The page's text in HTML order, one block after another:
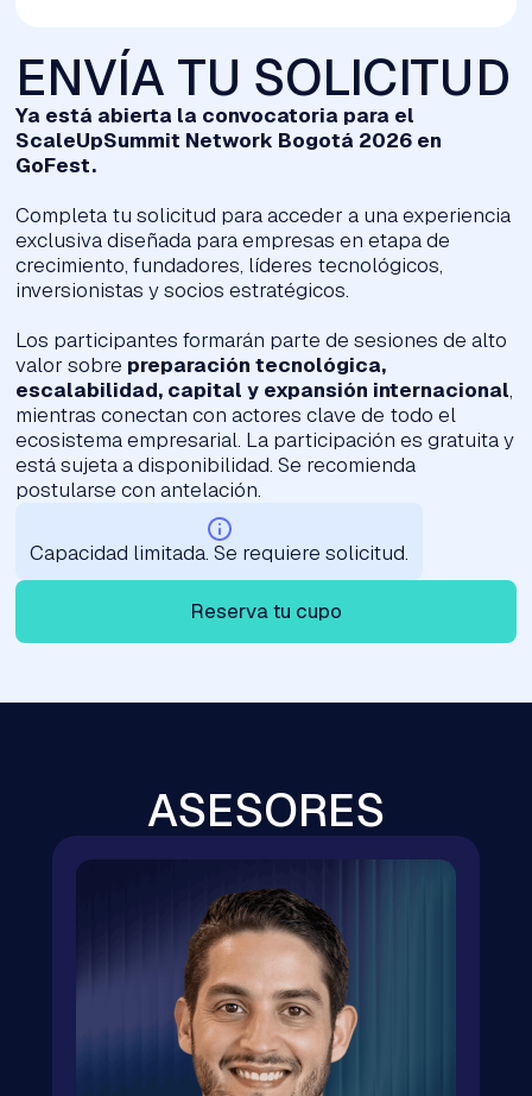
ENVÍA TU SOLICITUD
Ya está abierta la convocatoria para el
ScaleUpSummit Network Bogotá 2026 en
GoFest.
Completa tu solicitud para acceder a una experiencia
exclusiva diseñada para empresas en etapa de
crecimiento, fundadores, líderes tecnológicos,
inversionistas y socios estratégicos.
Los participantes formarán parte de sesiones de alto
valor sobre preparación tecnológica,
escalabilidad, capital y expansión internacional,
mientras conectan con actores clave de todo el
ecosistema empresarial. La participación es gratuita y
está sujeta a disponibilidad. Se recomienda
postularse con antelación.
Capacidad limitada. Se requiere solicitud.
Reserva tu cupo
ASESORES